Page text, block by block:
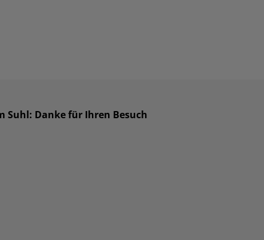
Suhl: Danke für Ihren Besuch